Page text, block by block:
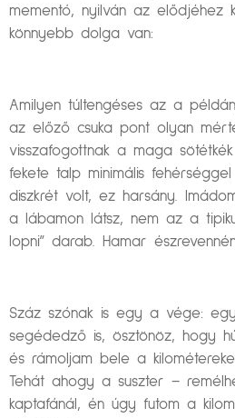
mementó, nyilván az elődjéhez
könnyebb dolga van:
Amilyen túltengéses az a
az előző csuka pont olyan
visszafogottnak a maga
fekete talp minimális
diszkrét volt, ez harsány.
a lábamon látsz, nem az a
lopni” darab. Hamar
Száz szónak is egy a vége:
segédedző is, ösztönöz, hogy
és rámoljam bele a
Tehát ahogy a suszter –
kaptafánál, én úgy futom a